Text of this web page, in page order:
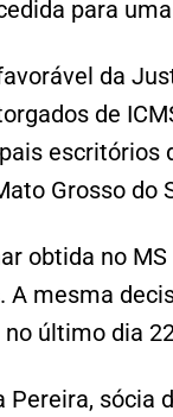
para
da
de
escritórios
Grosso do
obtida no
A mesma
último dia
Pereira, sócia